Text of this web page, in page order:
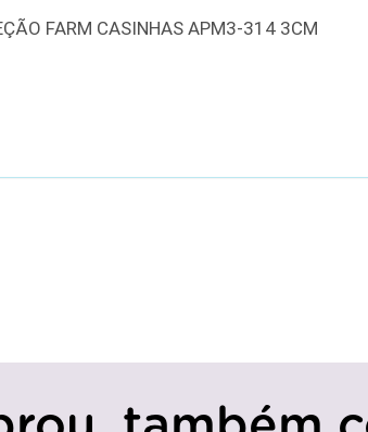
FARM CASINHAS APM3-314 3CM